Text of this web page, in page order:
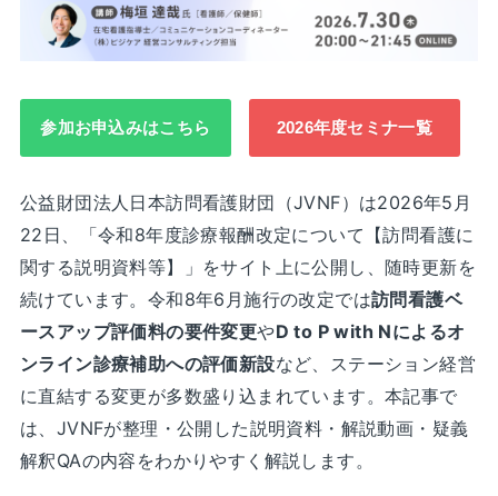
参加お申込みはこちら 2026年度セミナ一覧
公益財団法人日本訪問看護財団（JVNF）は2026年5月
22日、「令和8年度診療報酬改定について【訪問看護に
関する説明資料等】」をサイト上に公開し、随時更新を
続けています。令和8年6月施行の改定では訪問看護ベ
ースアップ評価料の要件変更やD to P with Nによるオ
ンライン診療補助への評価新設など、ステーション経営
に直結する変更が多数盛り込まれています。本記事で
は、JVNFが整理・公開した説明資料・解説動画・疑義
解釈QAの内容をわかりやすく解説します。